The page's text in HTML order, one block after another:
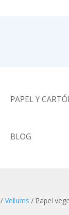
PAPEL Y
BLOG
/Vellums / Papel